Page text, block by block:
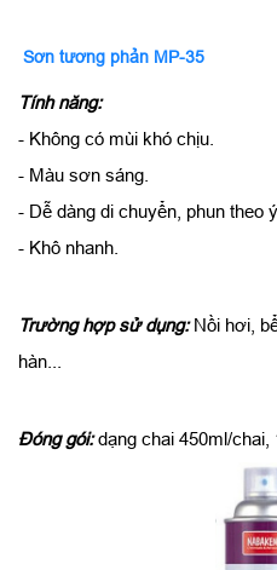
Sơn tương phản MP-35
Tính năng:
- Không có mùi khó chịu.
- Màu sơn sáng.
- Dễ dàng di chuyển, phun theo
- Khô nhanh.
Trường hợp sử dụng:Nồi hơi,
hàn...
Đóng gói: dạng chai 450ml/chai,